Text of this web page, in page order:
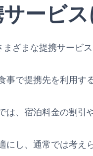
ービ
まざまな提携サービ
事で提携先を利用す
は、宿泊料金の割引
にし、通常では考え